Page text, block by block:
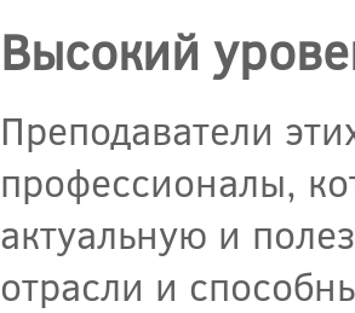
Высокий
Преподаватели
профессионалы,
актуальную и
отрасли и